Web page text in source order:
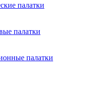
палатки
палатки
палатки